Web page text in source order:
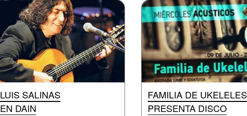
LUIS SALINAS
EN DAIN
FAMILIA DE UKELELES
PRESENTA DISCO